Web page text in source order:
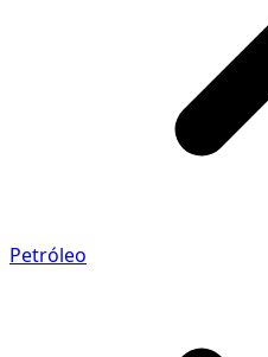
Petróleo